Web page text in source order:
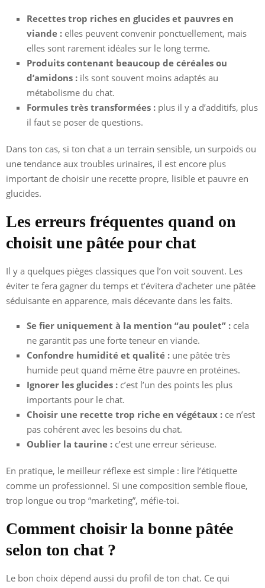
Recettes trop riches en glucides et pauvres en
viande : elles peuvent convenir ponctuellement, mais
elles sont rarement idéales sur le long terme.
Produits contenant beaucoup de céréales ou
d’amidons : ils sont souvent moins adaptés au
métabolisme du chat.
Formules très transformées : plus il y a d’additifs, plus
il faut se poser de questions.
Dans ton cas, si ton chat a un terrain sensible, un surpoids ou
une tendance aux troubles urinaires, il est encore plus
important de choisir une recette propre, lisible et pauvre en
glucides.
Les erreurs fréquentes quand on
choisit une pâtée pour chat
Il y a quelques pièges classiques que l’on voit souvent. Les
éviter te fera gagner du temps et t’évitera d’acheter une pâtée
séduisante en apparence, mais décevante dans les faits.
Se fier uniquement à la mention “au poulet” : cela
ne garantit pas une forte teneur en viande.
Confondre humidité et qualité : une pâtée très
humide peut quand même être pauvre en protéines.
Ignorer les glucides : c’est l’un des points les plus
importants pour le chat.
Choisir une recette trop riche en végétaux : ce n’est
pas cohérent avec les besoins du chat.
Oublier la taurine : c’est une erreur sérieuse.
En pratique, le meilleur réflexe est simple : lire l’étiquette
comme un professionnel. Si une composition semble floue,
trop longue ou trop “marketing”, méfie-toi.
Comment choisir la bonne pâtée
selon ton chat ?
Le bon choix dépend aussi du profil de ton chat. Ce qui